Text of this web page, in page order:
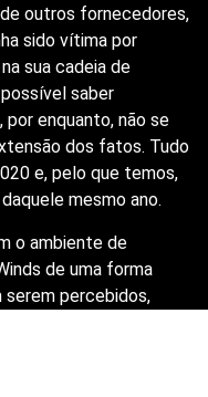
outros fornecedores,
sido vítima por
sua cadeia de
saber
enquanto, não se
dos fatos. Tudo
e, pelo que temos,
mesmo ano.
o ambiente de
de uma forma
percebidos,